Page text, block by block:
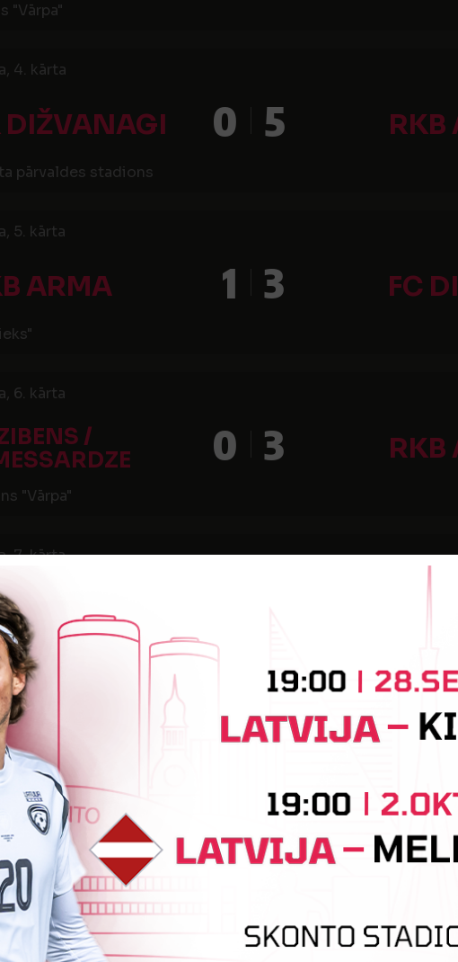
"Vārpa"
4. kārta
DIŽVANAGI 0 RKB
5
pārvaldes stadions
5. kārta
ARMA 1 FC
3
6. kārta
/
0 RKB
3
"Vārpa"
7. kārta
ARMA FK RAF
8. kārta
ARMA
10. kārta
ARMA RSK
0